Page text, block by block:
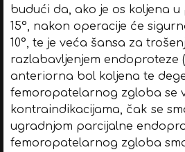
budući da, ako je os koljena
15°, nakon operacije će
10°, te je veća šansa za
razlabavljenjem endoproteze
anteriorna bol koljena te
femoropatelarnog zgloba se
kontraindikacijama, čak se
ugradnjom parcijalne
femoropatelarnog zgloba